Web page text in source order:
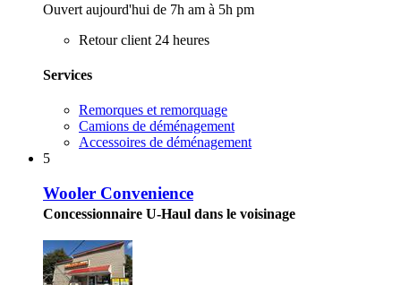
Ouvert aujourd'hui de 7h am à 5h pm
Retour client 24 heures
Services
Remorques et remorquage
Camions de déménagement
Accessoires de déménagement
5
Wooler Convenience
Concessionnaire U-Haul dans le voisinage